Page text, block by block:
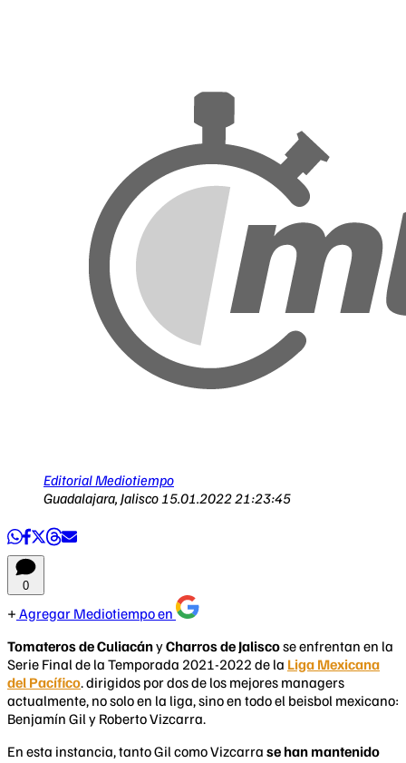
Editorial Mediotiempo
Guadalajara, Jalisco 15.01.2022 21:23:45
0
Agregar Mediotiempo en
Tomateros de CuliacányCharros de Jaliscose enfrentan en la
Serie Final de la Temporada 2021-2022 de la Liga Mexicana
del Pacífico. dirigidos por dos de los mejores managers
actualmente, no solo en la liga, sino en todo el beisbol mexicano:
Benjamín Gil y Roberto Vizcarra.
En esta instancia, tanto Gil como Vizcarra se han mantenido